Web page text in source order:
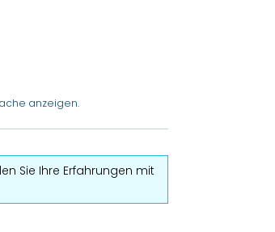
anzeigen.
Sie Ihre Erfahrungen mit